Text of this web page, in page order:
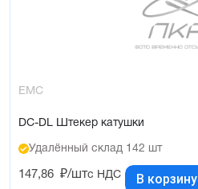
EMC
DC-DL Штекер катушки
Удалённый склад 142 шт
147,86 ₽/штс НДС В корзину